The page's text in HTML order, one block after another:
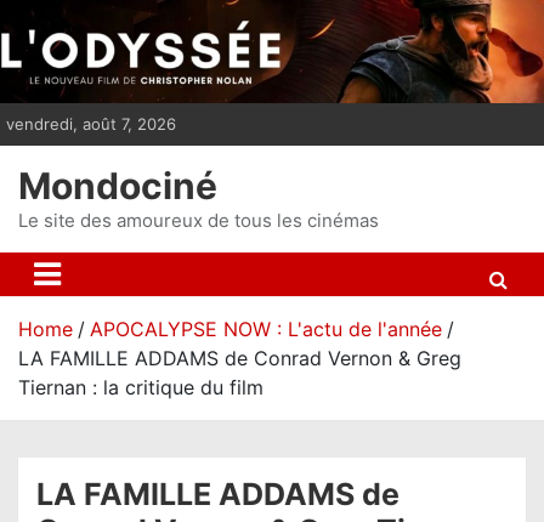
i
p
n
vendredi, août 7, 2026
Mondociné
Le site des amoureux de tous les cinémas
Home
APOCALYPSE NOW : L'actu de l'année
LA FAMILLE ADDAMS de Conrad Vernon & Greg
Tiernan : la critique du film
LA FAMILLE ADDAMS de